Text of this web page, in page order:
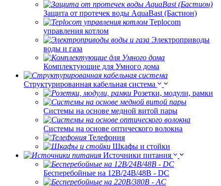
Защита от протечек воды AquaBast (Бастион)
Teplocom
управления котлом
Электроприводы
воды и газа
Комплектующие для Умного дома
Структурированная кабельная система
Розетки, модули, рамки
Системы на основе медной витой пары
Системы на основе оптического волокна
Телефония
Шкафы и стойки
Источники питания
Бесперебойные на 12В/24В/48В - DC